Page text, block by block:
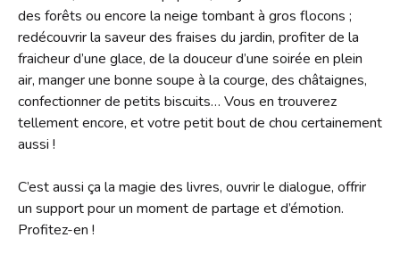
des forêts ou encore la neige tombant à gros flocons ;
redécouvrir la saveur des fraises du jardin, profiter de la
fraicheur d’une glace, de la douceur d’une soirée en plein
air, manger une bonne soupe à la courge, des châtaignes,
confectionner de petits biscuits… Vous en trouverez
tellement encore, et votre petit bout de chou certainement
aussi !
C’est aussi ça la magie des livres, ouvrir le dialogue, offrir
un support pour un moment de partage et d’émotion.
Profitez-en !